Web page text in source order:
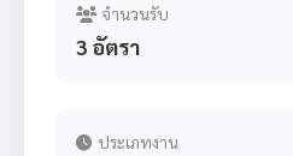
จำนวนรับ
3 อัตรา
ประเภทงาน